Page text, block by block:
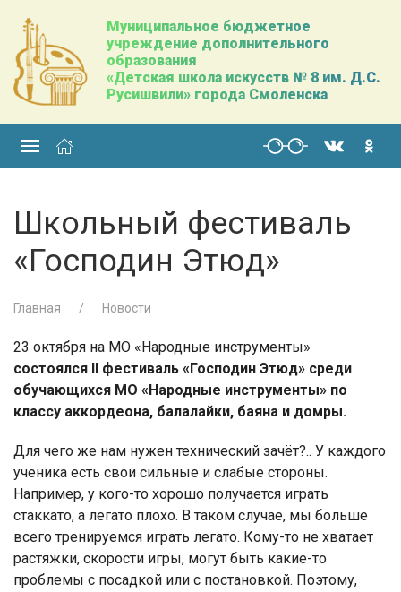
Муниципальное бюджетное
учреждение дополнительного
образования
«Детская школа искусств № 8 им. Д.С.
Русишвили» города Смоленска
Школьный фестиваль
«Господин Этюд»
Главная Новости
23 октября на МО «Народные инструменты»
состоялся
фестиваль «Господин Этюд» среди
обучающихся МО «Народные инструменты» по
классу аккордеона, балалайки, баяна и домры.
Для чего же нам нужен технический зачёт?.. У каждого
ученика есть свои сильные и слабые стороны.
Например, у кого-то хорошо получается играть
стаккато, а легато плохо. В таком случае, мы больше
всего тренируемся играть легато. Кому-то не хватает
растяжки, скорости игры, могут быть какие-то
проблемы с посадкой или с постановкой. Поэтому,